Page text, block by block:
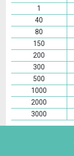
1
40
80
150
200
300
500
1000
2000
3000